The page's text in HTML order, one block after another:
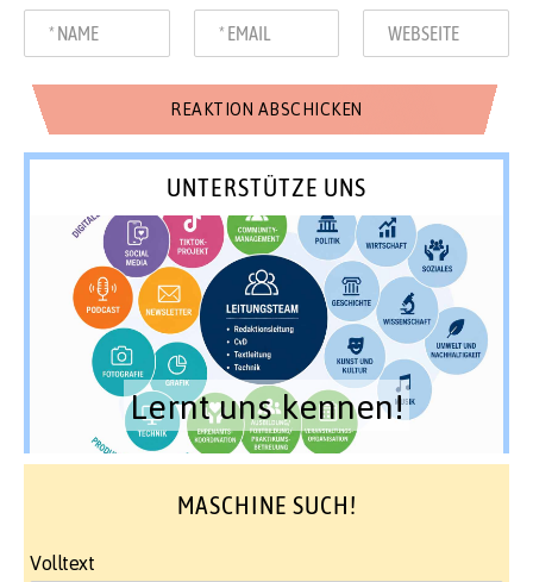
UNTERSTÜTZE UNS
Lernt uns kennen!
MASCHINE SUCH!
Volltext